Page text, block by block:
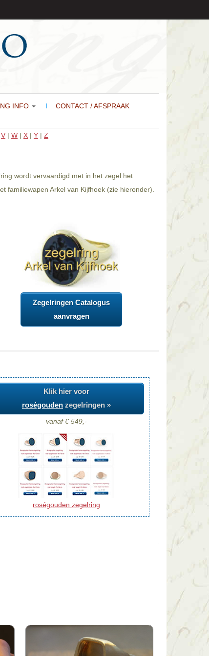
INFO CONTACT / AFSPRAAK
V | W | X | Y | Z
wordt vervaardigd met in het zegel het
familiewapen Arkel van Kijfhoek (zie hieronder).
Zegelringen Catalogus
aanvragen
Klik hier voor
roségouden zegelringen »
vanaf € 549,-
roségouden zegelring